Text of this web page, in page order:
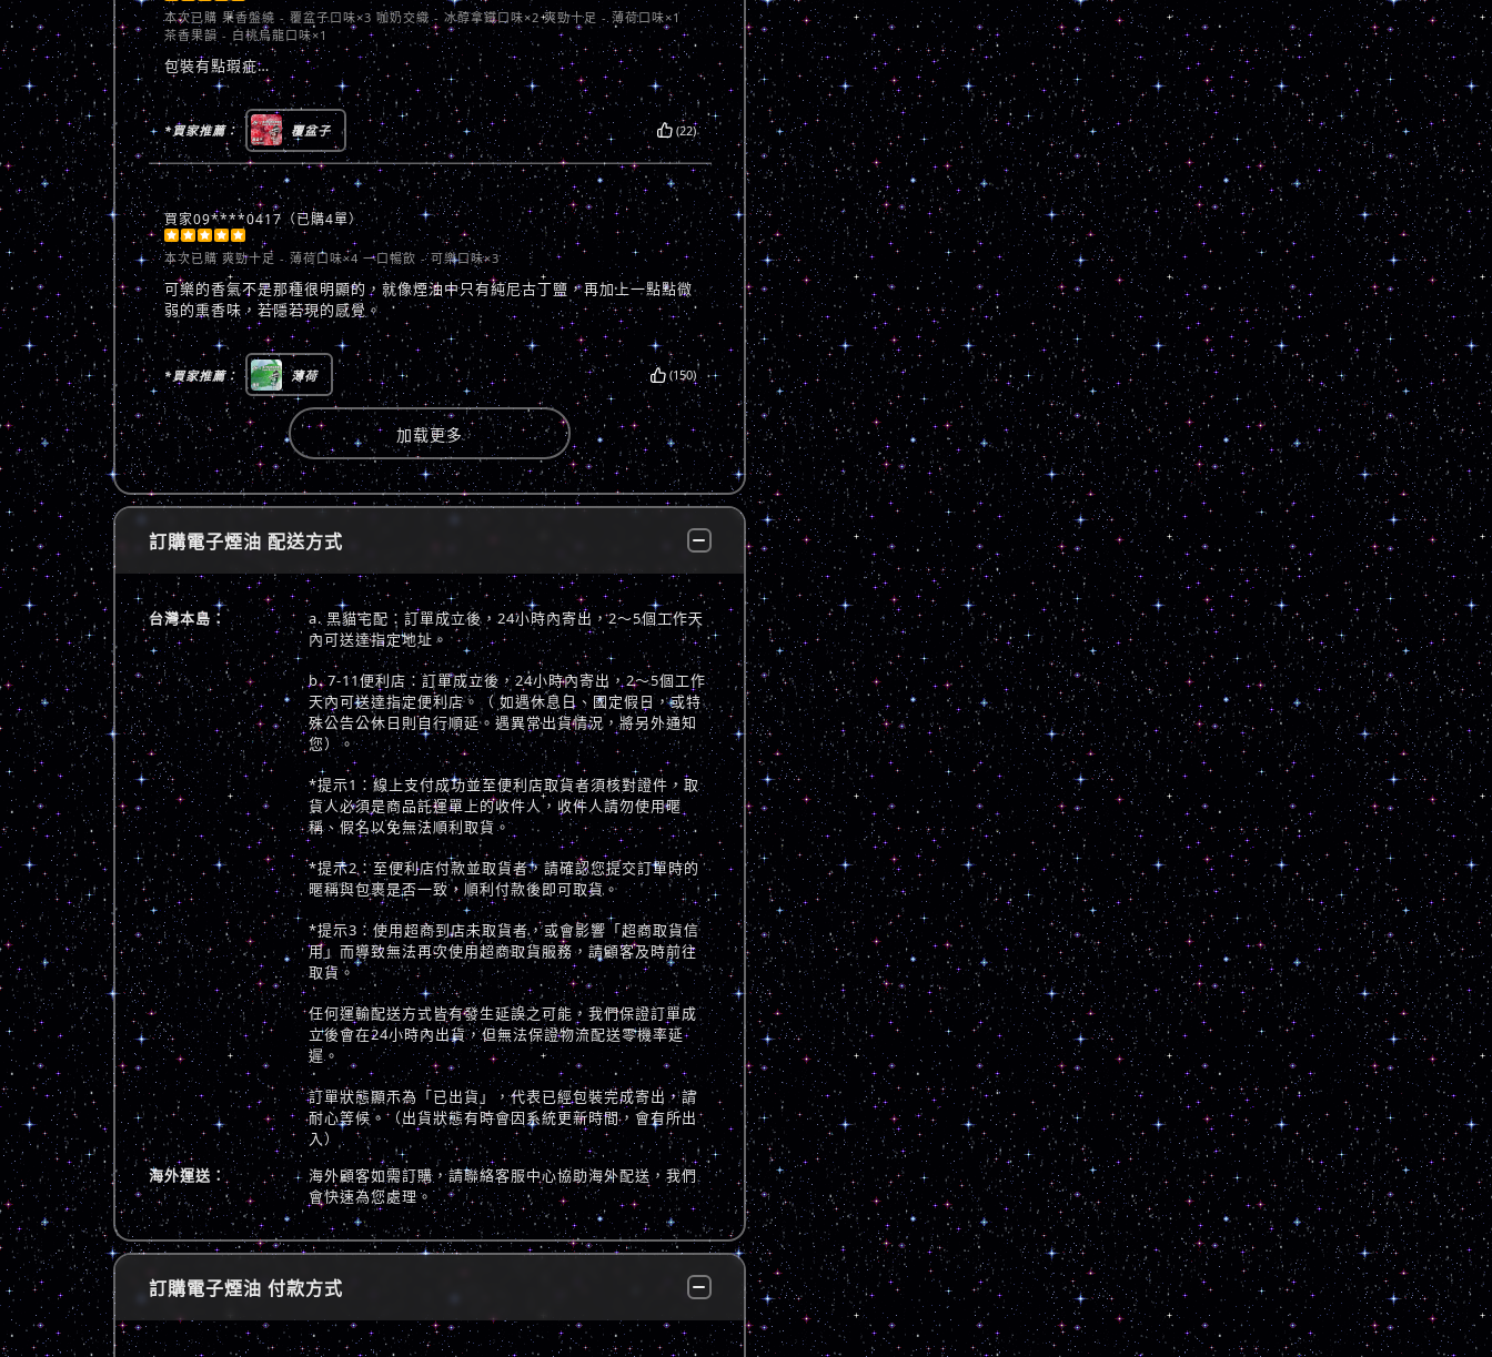
本次已購 果香盤繞 - 覆盆子口味×3 咖奶交織 - 冰醇拿鐵口味×2 爽勁十足 - 薄荷口味×1
茶香果韻 - 白桃烏龍口味×1
包裝有點瑕疵…
*買家推薦： 覆盆子 (22)
買家09****0417（已購4單）
    
本次已購 爽勁十足 - 薄荷口味×4 一口暢飲 - 可樂口味×3
可樂的香氣不是那種很明顯的，就像煙油中只有純尼古丁鹽，再加上一點點微
弱的熏香味，若隱若現的感覺。
*買家推薦： 薄荷 (150)
加载更多
訂購電子煙油 配送方式
台灣本島：
a. 黑貓宅配：訂單成立後，24小時內寄出，2～5個工作天
內可送達指定地址。
b. 7-11便利店：訂單成立後，24小時內寄出，2～5個工作
天內可送達指定便利店。（ 如遇休息日、國定假日，或特
殊公告公休日則自行順延。遇異常出貨情況，將另外通知
您）。
*提示1：線上支付成功並至便利店取貨者須核對證件，取
貨人必須是商品託運單上的收件人，收件人請勿使用暱
稱、假名以免無法順利取貨。
*提示2：至便利店付款並取貨者，請確認您提交訂單時的
暱稱與包裹是否一致，順利付款後即可取貨。
*提示3：使用超商到店未取貨者，或會影響「超商取貨信
用」而導致無法再次使用超商取貨服務，請顧客及時前往
取貨。
任何運輸配送方式皆有發生延誤之可能，我們保證訂單成
立後會在24小時內出貨，但無法保證物流配送零機率延
遲。
訂單狀態顯示為「已出貨」，代表已經包裝完成寄出，請
耐心等候。（出貨狀態有時會因系統更新時間，會有所出
入）
海外運送：
海外顧客如需訂購，請聯絡客服中心協助海外配送，我們
會快速為您處理。
訂購電子煙油 付款方式